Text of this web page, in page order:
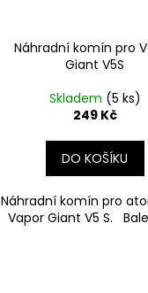
Náhradní komín pro
Giant V5S
Skladem (5 ks)
249 Kč
DO KOŠÍKU
Náhradní komín pro
Vapor Giant V5 S.